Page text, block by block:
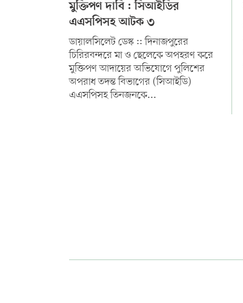
মুক্তিপণ দাবি : সিআইডির
এএসপিসহ আটক ৩
ডায়ালসিলেট ডেস্ক :: দিনাজপুরের
চিরিরবন্দরে মা ও ছেলেকে অপহরণ করে
মুক্তিপণ আদায়ের অভিযোগে পুলিশের
অপরাধ তদন্ত বিভাগের (সিআইডি)
এএসপিসহ তিনজনকে...
সম্পাদকীয় কলাম
DIAL SYLHET